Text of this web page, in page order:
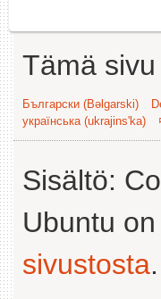
Tämä
Български (Bəlgarski)
українська (ukrajins'ka)
Sisältö:
Ubuntu
sivustosta.